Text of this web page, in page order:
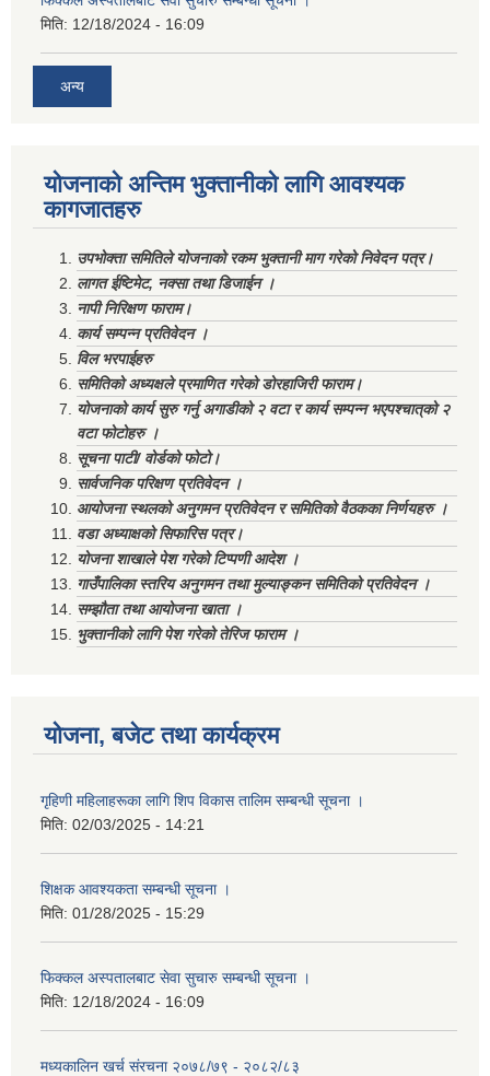
मिति: 12/18/2024 - 16:09
अन्य
योजनाको अन्तिम भुक्तानीको लागि आवश्यक
कागजातहरु
उपभोक्ता समितिले योजनाको रकम भुक्तानी माग गरेको निवेदन पत्र।
लागत ईष्टिमेट, नक्सा तथा डिजाईन ।
नापी निरिक्षण फाराम।
कार्य सम्पन्न प्रतिवेदन ।
विल भरपाईहरु
समितिको अध्यक्षले प्रमाणित गरेको डोरहाजिरी फाराम।
योजनाको कार्य सुरु गर्नु अगाडीको २ वटा र कार्य सम्पन्न भएपश्चात्‌को २
वटा फोटोहरु ।
सूचना पाटी/ वोर्डको फोटो।
सार्वजनिक परिक्षण प्रतिवेदन ।
आयोजना स्थलको अनुगमन प्रतिवेदन र समितिको वैठकका निर्णयहरु ।
वडा अध्याक्षको सिफारिस पत्र।
योजना शाखाले पेश गरेको टिप्पणी आदेश ।
गाउँपालिका स्तरिय अनुगमन तथा मुल्याङ्कन समितिको प्रतिवेदन ।
सम्झौता तथा आयोजना खाता ।
भुक्तानीको लागि पेश गरेको तेरिज फाराम ।
योजना, बजेट तथा कार्यक्रम
गृहिणी महिलाहरूका लागि शिप विकास तालिम सम्बन्धी सूचना ‌।
मिति: 02/03/2025 - 14:21
शिक्षक आवश्यकता सम्बन्धी सूचना ।
मिति: 01/28/2025 - 15:29
फिक्कल अस्पतालबाट सेवा सुचारु सम्बन्धी सूचना ।
मिति: 12/18/2024 - 16:09
मध्यकालिन खर्च संरचना २०७८/७९ - २०८२/८३